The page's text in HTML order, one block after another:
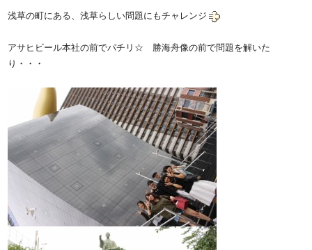
浅草の町にある、浅草らしい問題にもチャレンジ
アサヒビール本社の前でパチリ☆ 勝海舟像の前で問題を解いた
り・・・